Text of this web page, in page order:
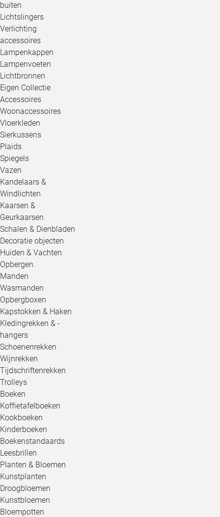
buiten
Lichtslingers
Verlichting
accessoires
Lampenkappen
Lampenvoeten
Lichtbronnen
Eigen Collectie
Accessoires
Woonaccessoires
Vloerkleden
Sierkussens
Plaids
Spiegels
Vazen
Kandelaars &
Windlichten
Kaarsen &
Geurkaarsen
Schalen & Dienbladen
Decoratie objecten
Huiden & Vachten
Opbergen
Manden
Wasmanden
Opbergboxen
Kapstokken & Haken
Kledingrekken & -
hangers
Schoenenrekken
Wijnrekken
Tijdschriftenrekken
Trolleys
Boeken
Koffietafelboeken
Kookboeken
Kinderboeken
Boekenstandaards
Leesbrillen
Planten & Bloemen
Kunstplanten
Droogbloemen
Kunstbloemen
Bloempotten